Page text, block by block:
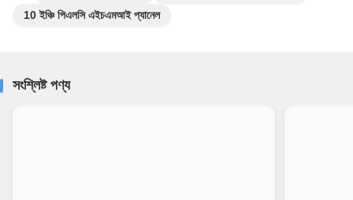
10 ইঞ্চি পিএলসি এইচএমআই প্যানেল
সংশ্লিষ্ট পণ্য